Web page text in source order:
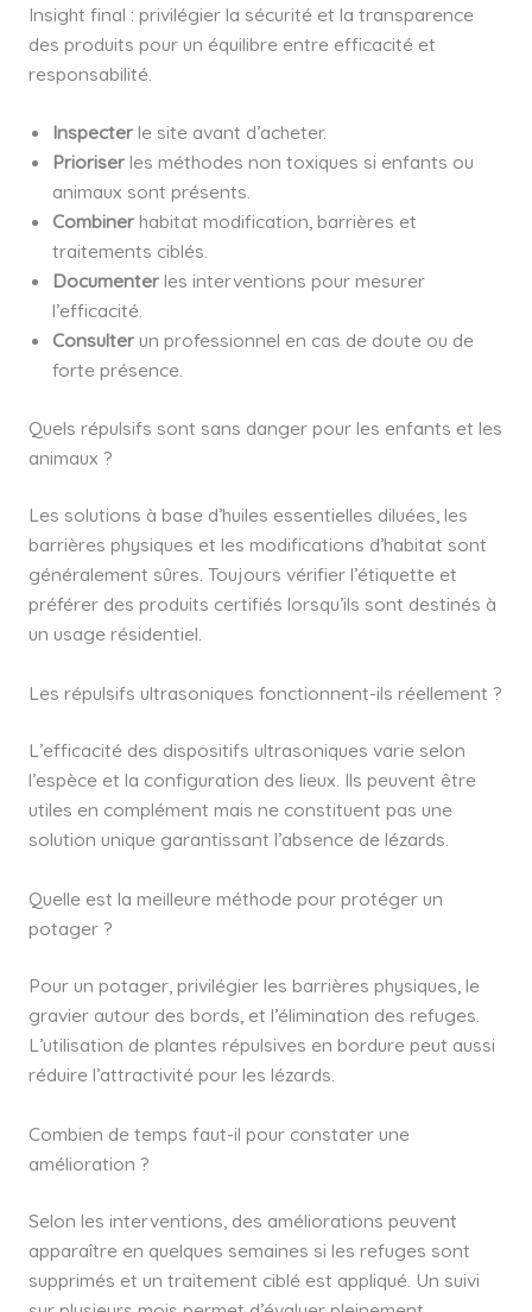
Insight final : privilégier la sécurité et la transparence
des produits pour un équilibre entre efficacité et
responsabilité.
Inspecterle site avant d’acheter.
Prioriserles méthodes non toxiques si enfants ou
animaux sont présents.
Combinerhabitat modification, barrières et
traitements ciblés.
Documenterles interventions pour mesurer
l’efficacité.
Consulterun professionnel en cas de doute ou de
forte présence.
Quels répulsifs sont sans danger pour les enfants et les
animaux ?
Les solutions à base d’huiles essentielles diluées, les
barrières physiques et les modifications d’habitat sont
généralement sûres. Toujours vérifier l’étiquette et
préférer des produits certifiés lorsqu’ils sont destinés à
un usage résidentiel.
Les répulsifs ultrasoniques fonctionnent-ils réellement ?
L’efficacité des dispositifs ultrasoniques varie selon
l’espèce et la configuration des lieux. Ils peuvent être
utiles en complément mais ne constituent pas une
solution unique garantissant l’absence de lézards.
Quelle est la meilleure méthode pour protéger un
potager ?
Pour un potager, privilégier les barrières physiques, le
gravier autour des bords, et l’élimination des refuges.
L’utilisation de plantes répulsives en bordure peut aussi
réduire l’attractivité pour les lézards.
Combien de temps faut-il pour constater une
amélioration ?
Selon les interventions, des améliorations peuvent
apparaître en quelques semaines si les refuges sont
supprimés et un traitement ciblé est appliqué. Un suivi